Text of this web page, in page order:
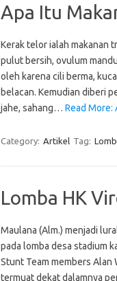
Apa Itu
Kerak telor ialah makanan
pulut bersih, ovulum
oleh karena cili berma,
belacan. Kemudian diberi
jahe, sahang… Read More:
Category: Artikel Tag:
Lomba HK
Maulana (Alm.) menjadi
pada lomba desa stadium
Stunt Team members Alan
termuat dekat dalamnya